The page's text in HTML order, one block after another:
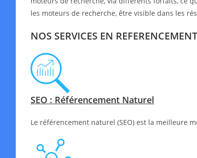
les moteurs de recherche, être visible dans les
NOS SERVICES EN
SEO : Référencement Naturel
Le référencement naturel (SEO) est la meilleure